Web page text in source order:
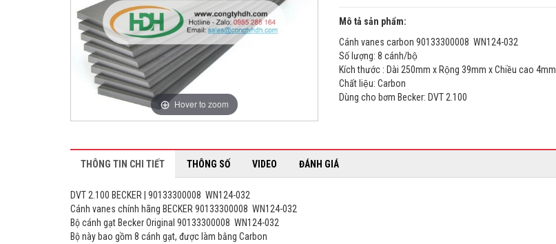
Hover to zoom
Mô tả sản phẩm:
Cánh vanes carbon 90133300008 WN124-032
Số lượng: 8 cánh/bộ
Kích thước : Dài 250mm x Rộng 39mm x Chiều cao 4mm
Chất liệu: Carbon
Dùng cho bơm Becker: DVT 2.100
THÔNG TIN CHI TIẾT THÔNG SỐ VIDEO ĐÁNH GIÁ
DVT 2.100 BECKER | 90133300008 WN124-032
Cánh vanes chính hãng BECKER 90133300008 WN124-032
Bộ cánh gạt Becker Original 90133300008 WN124-032
Bộ này bao gồm 8 cánh gạt, được làm bằng Carbon